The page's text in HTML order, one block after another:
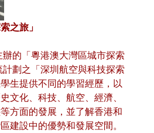
之旅」
的「粵港澳大灣區城市探索
劃之「深圳航空與科技探索
生提供不同的學習經歷，以
文化、科技、航空、經濟、
方面的發展，並了解香港和
建設中的優勢和發展空間。